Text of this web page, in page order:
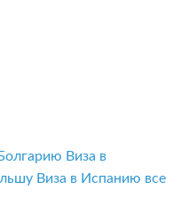
Виза в
Виза в Испанию все